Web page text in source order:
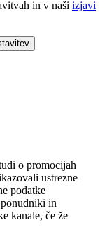
in v naši izjavi
o promocijah
ustrezne
podatke
in
kanale, če že